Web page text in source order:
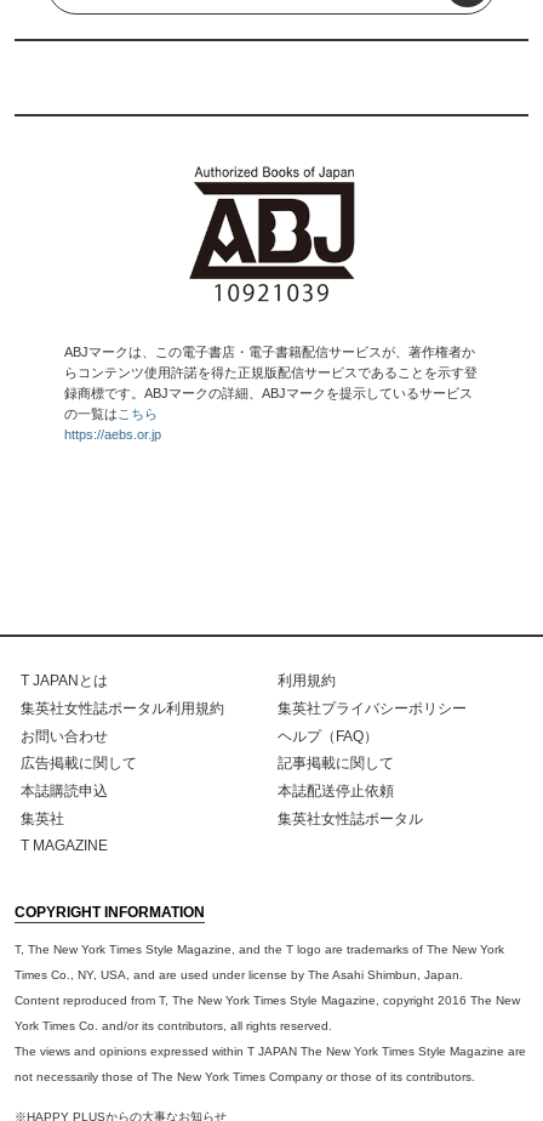
ABJマークは、この電子書店・電子書籍配信サービスが、著作権者か
らコンテンツ使用許諾を得た正規版配信サービスであることを示す登
録商標です。ABJマークの詳細、ABJマークを提示しているサービス
の一覧は こちら
https://aebs.or.jp
T JAPANとは
利用規約
集英社女性誌ポータル利用規約
集英社プライバシーポリシー
お問い合わせ
ヘルプ（FAQ）
広告掲載に関して
記事掲載に関して
本誌購読申込
本誌配送停止依頼
集英社
集英社女性誌ポータル
T MAGAZINE
COPYRIGHT INFORMATION
T, The New York Times Style Magazine, and the T logo are trademarks of The New York
Times Co., NY, USA, and are used under license by The Asahi Shimbun, Japan.
Content reproduced from T, The New York Times Style Magazine, copyright 2016 The New
York Times Co. and/or its contributors, all rights reserved.
The views and opinions expressed within T JAPAN The New York Times Style Magazine are
not necessarily those of The New York Times Company or those of its contributors.
※HAPPY PLUSからの大事なお知らせ